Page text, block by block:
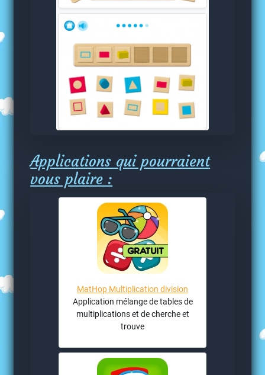
Applications qui pourraient
vous plaire :
MatHop Multiplication division
Application mélange de tables de
multiplications et de cherche et
trouve